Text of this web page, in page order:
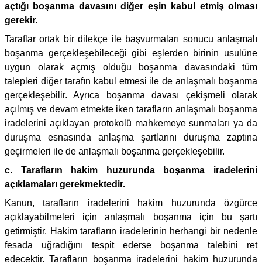
açtığı boşanma davasını diğer eşin kabul etmiş olması
gerekir.
Taraflar ortak bir dilekçe ile başvurmaları sonucu anlaşmalı
boşanma gerçekleşebileceği gibi eşlerden birinin usulüne
uygun olarak açmış olduğu boşanma davasındaki tüm
talepleri diğer tarafın kabul etmesi ile de anlaşmalı boşanma
gerçekleşebilir. Ayrıca boşanma davası çekişmeli olarak
açılmış ve devam etmekte iken tarafların anlaşmalı boşanma
iradelerini açıklayan protokolü mahkemeye sunmaları ya da
duruşma esnasında anlaşma şartlarını duruşma zaptına
geçirmeleri ile de anlaşmalı boşanma gerçekleşebilir.
c. Tarafların hakim huzurunda boşanma iradelerini
açıklamaları gerekmektedir.
Kanun, tarafların iradelerini hakim huzurunda özgürce
açıklayabilmeleri için anlaşmalı boşanma için bu şartı
getirmiştir. Hakim tarafların iradelerinin herhangi bir nedenle
fesada uğradığını tespit ederse boşanma talebini ret
edecektir. Tarafların boşanma iradelerini hakim huzurunda